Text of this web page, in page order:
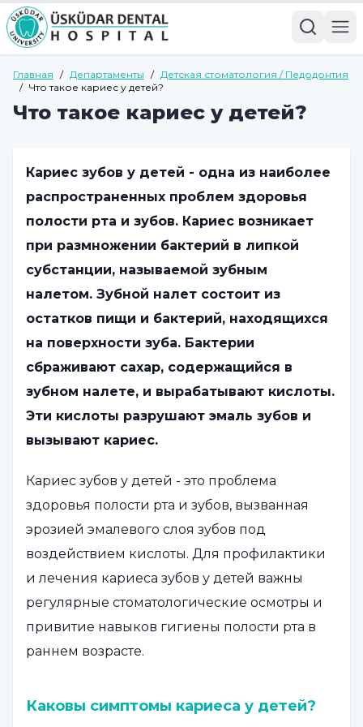
Главная / Департаменты / Детская стоматология / Педодонтия
/ Что такое кариес у детей?
Что такое кариес у детей?
Кариес зубов у детей - одна из наиболее
распространенных проблем здоровья
полости рта и зубов. Кариес возникает
при размножении бактерий в липкой
субстанции, называемой зубным
налетом. Зубной налет состоит из
остатков пищи и бактерий, находящихся
на поверхности зуба. Бактерии
сбраживают сахар, содержащийся в
зубном налете, и вырабатывают кислоты.
Эти кислоты разрушают эмаль зубов и
вызывают кариес.
Кариес зубов у детей - это проблема
здоровья полости рта и зубов, вызванная
эрозией эмалевого слоя зубов под
воздействием кислоты. Для профилактики
и лечения кариеса зубов у детей важны
регулярные стоматологические осмотры и
привитие навыков гигиены полости рта в
раннем возрасте.
Каковы симптомы кариеса у детей?